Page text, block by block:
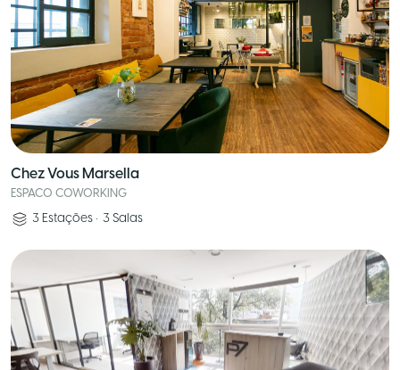
Chez Vous Marsella
ESPACO COWORKING
3 Estações • 3 Salas